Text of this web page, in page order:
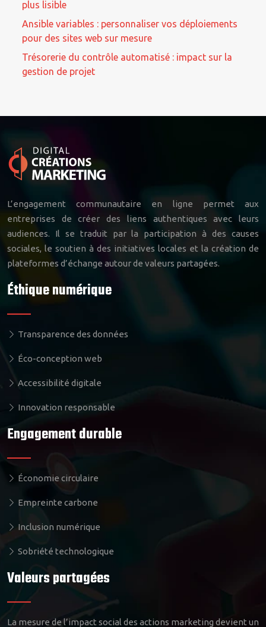
plus lisible
Ansible variables : personnaliser vos déploiements
pour des sites web sur mesure
Trésorerie du contrôle automatisé : impact sur la
gestion de projet
L’engagement communautaire en ligne permet aux
entreprises de créer des liens authentiques avec leurs
audiences. Il se traduit par la participation à des causes
sociales, le soutien à des initiatives locales et la création de
plateformes d’échange autour de valeurs partagées.
Éthique numérique
Transparence des données
Éco-conception web
Accessibilité digitale
Innovation responsable
Engagement durable
Économie circulaire
Empreinte carbone
Inclusion numérique
Sobriété technologique
Valeurs partagées
La mesure de l’impact social des actions marketing devient un